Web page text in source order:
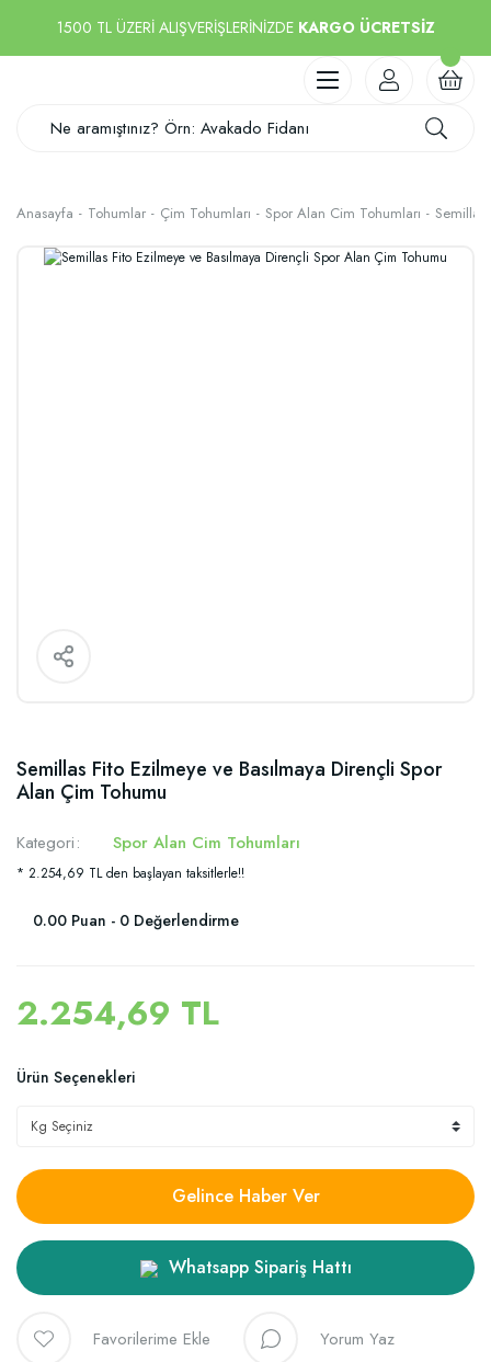
1500 TL ÜZERİ ALIŞVERİŞLERİNİZDE KARGO ÜCRETSİZ
Anasayfa Tohumlar Çim Tohumları Spor Alan Cim Tohumları Semillas
Semillas Fito Ezilmeye ve Basılmaya Dirençli Spor
Alan Çim Tohumu
Kategori Spor Alan Cim Tohumları
* 2.254,69 TL den başlayan taksitlerle!!
0.00 Puan - 0 Değerlendirme
2.254,69 TL
Ürün Seçenekleri
Gelince Haber Ver
Whatsapp Sipariş Hattı
Yorum Yaz